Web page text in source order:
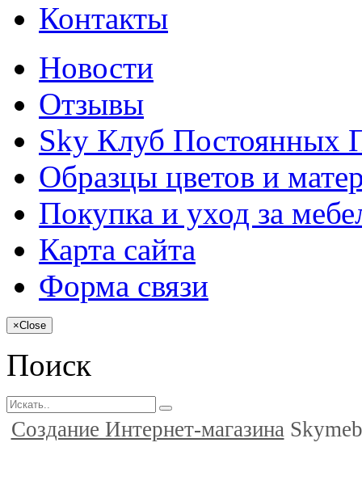
Контакты
Новости
Отзывы
Sky Клуб Постоянных
Образцы цветов и
Покупка и уход за
Карта сайта
Форма связи
×Close
Поиск
Создание Интернет-магазина